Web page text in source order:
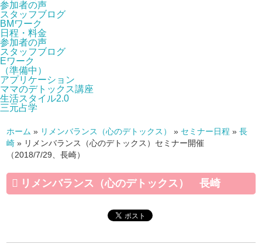
参加者の声
スタッフブログ
BMワーク
日程・料金
参加者の声
スタッフブログ
Eワーク
（準備中）
アプリケーション
ママのデトックス講座
生活スタイル2.0
三元占学
ホーム » リメンバランス（心のデトックス） » セミナー日程 »長
崎 » リメンバランス（心のデトックス）セミナー開催
（2018/7/29、長崎）
リメンバランス（心のデトックス） 長崎